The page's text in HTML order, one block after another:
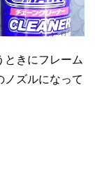
ときにフレーム
ノズルになって